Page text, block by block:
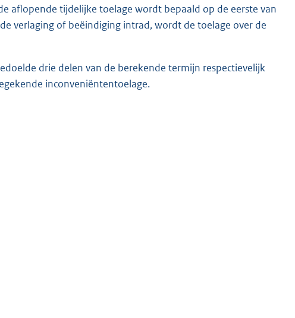
aflopende tijdelijke toelage wordt bepaald op de eerste van
verlaging of beëindiging intrad, wordt de toelage over de
drie delen van de berekende termijn respectievelijk
inconveniëntentoelage.